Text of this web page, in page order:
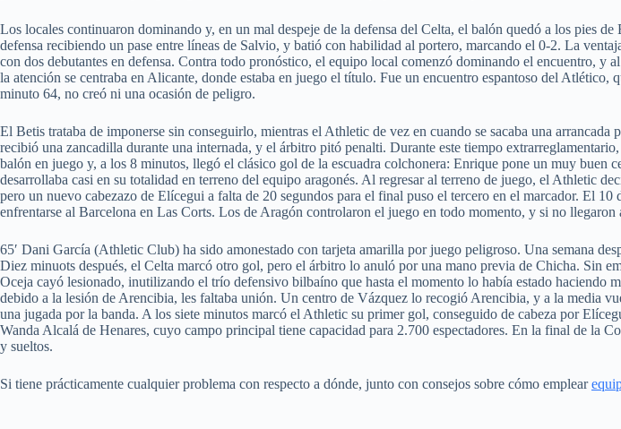
Los locales continuaron dominando y, en un mal despeje de la defensa del Celta, el balón quedó a los pies
defensa recibiendo un pase entre líneas de Salvio, y batió con habilidad al portero, marcando el 0-2. La
con dos debutantes en defensa. Contra todo pronóstico, el equipo local comenzó dominando el encuentro,
la atención se centraba en Alicante, donde estaba en juego el título. Fue un encuentro espantoso del
minuto 64, no creó ni una ocasión de peligro.
El Betis trataba de imponerse sin conseguirlo, mientras el Athletic de vez en cuando se sacaba una
recibió una zancadilla durante una internada, y el árbitro pitó penalti. Durante este tiempo
balón en juego y, a los 8 minutos, llegó el clásico gol de la escuadra colchonera: Enrique pone un muy
desarrollaba casi en su totalidad en terreno del equipo aragonés. Al regresar al terreno de juego, el Athletic
pero un nuevo cabezazo de Elícegui a falta de 20 segundos para el final puso el tercero en el marcador. El
enfrentarse al Barcelona en Las Corts. Los de Aragón controlaron el juego en todo momento, y si no
65′ Dani García (Athletic Club) ha sido amonestado con tarjeta amarilla por juego peligroso. Una semana
Diez minuots después, el Celta marcó otro gol, pero el árbitro lo anuló por una mano previa de Chicha. Sin
Oceja cayó lesionado, inutilizando el trío defensivo bilbaíno que hasta el momento lo había estado
debido a la lesión de Arencibia, les faltaba unión. Un centro de Vázquez lo recogió Arencibia, y a la media
una jugada por la banda. A los siete minutos marcó el Athletic su primer gol, conseguido de cabeza por
Wanda Alcalá de Henares, cuyo campo principal tiene capacidad para 2.700 espectadores. En la final de la
y sueltos.
Si tiene prácticamente cualquier problema con respecto a dónde, junto con consejos sobre cómo emplear